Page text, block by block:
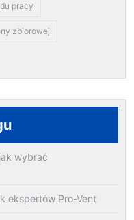
pracy
zbiorowej
wybrać
ekspertów Pro-Vent